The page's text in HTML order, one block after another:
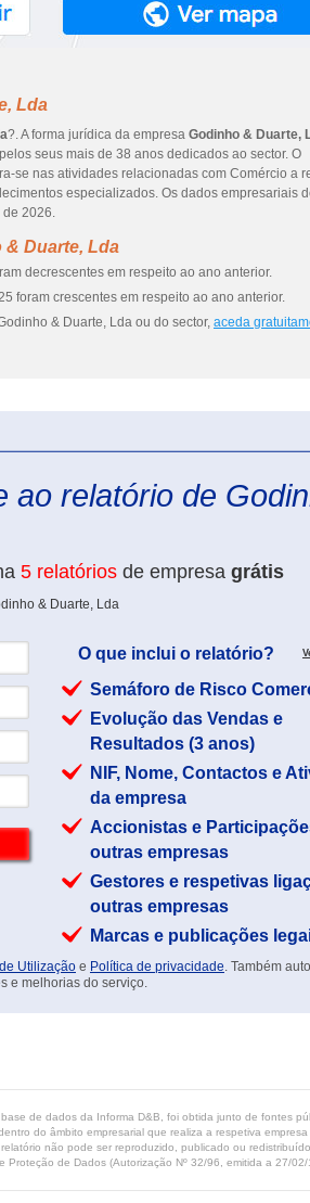
Lda
?. A forma jurídica da empresa Godinho & Duarte,
seus mais de 38 anos dedicados ao sector. O
se nas atividades relacionadas com Comércio a
especializados. Os dados empresariais
de 2026.
& Duarte, Lda
decrescentes em respeito ao ano anterior.
foram crescentes em respeito ao ano anterior.
& Duarte, Lda ou do sector, aceda
ao relatório de
5 relatórios de empresa grátis
& Duarte, Lda
O que inclui o relatório?
Semáforo de Risco
Evolução das Vendas e
Resultados (3 anos)
NIF, Nome, Contactos e
da empresa
Accionistas e
outras empresas
Gestores e respetivas
outras empresas
Marcas e publicações
Utilização e Política de privacidade. Também
e melhorias do serviço.
de dados da Informa D&B, foi obtida junto de fontes
do âmbito empresarial que realiza a respetiva
não pode ser reproduzido, publicado ou
de Dados (Autorização Nº 32/96, emitida a 27/02/